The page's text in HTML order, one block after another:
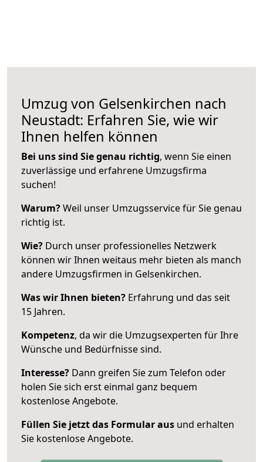
Umzug von Gelsenkirchen nach
Neustadt: Erfahren Sie, wie wir
Ihnen helfen können
Bei uns sind Sie genau richtig, wenn Sie einen
zuverlässige und erfahrene Umzugsfirma
suchen!
Warum?Weil unser Umzugsservice für Sie genau
richtig ist.
Wie? Durch unser professionelles Netzwerk
können wir Ihnen weitaus mehr bieten als manch
andere Umzugsfirmen in Gelsenkirchen.
Was wir Ihnen bieten? Erfahrung und das seit
15 Jahren.
Kompetenz, da wir die Umzugsexperten für Ihre
Wünsche und Bedürfnisse sind.
Interesse? Dann greifen Sie zum Telefon oder
holen Sie sich erst einmal ganz bequem
kostenlose Angebote.
Füllen Sie jetzt das Formular aus und erhalten
Sie kostenlose Angebote.